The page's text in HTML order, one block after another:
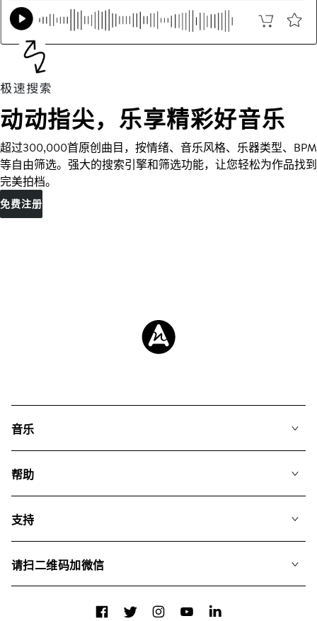
动动指尖，乐享精彩好音乐
超过300,000首原创曲目，按情绪、音乐风格、乐器类型、BPM
等自由筛选。强大的搜索引擎和筛选功能，让您轻松为作品找到
完美拍档。
免费注册
音乐
搜索
专辑
帮助
我们如何运用AI
支持
关于我们
请扫二维码加微信
FacebookTwitterInstagramYouTubeLinkedIn